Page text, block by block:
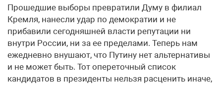
Прошедшие выборы превратили Думу в филиал
Кремля, нанесли удар по демократии и не
прибавили сегодняшней власти репутации ни
внутри России, ни за ее пределами. Теперь нам
ежедневно внушают, что Путину нет альтернативы
и не может быть. Тот опереточный список
кандидатов в президенты нельзя расценить иначе,